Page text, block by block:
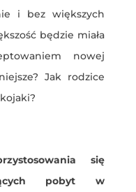
i bez większych
będzie miała
nowej
Jak rodzice
się
pobyt w